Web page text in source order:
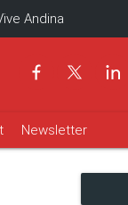
Andina
Newsletter